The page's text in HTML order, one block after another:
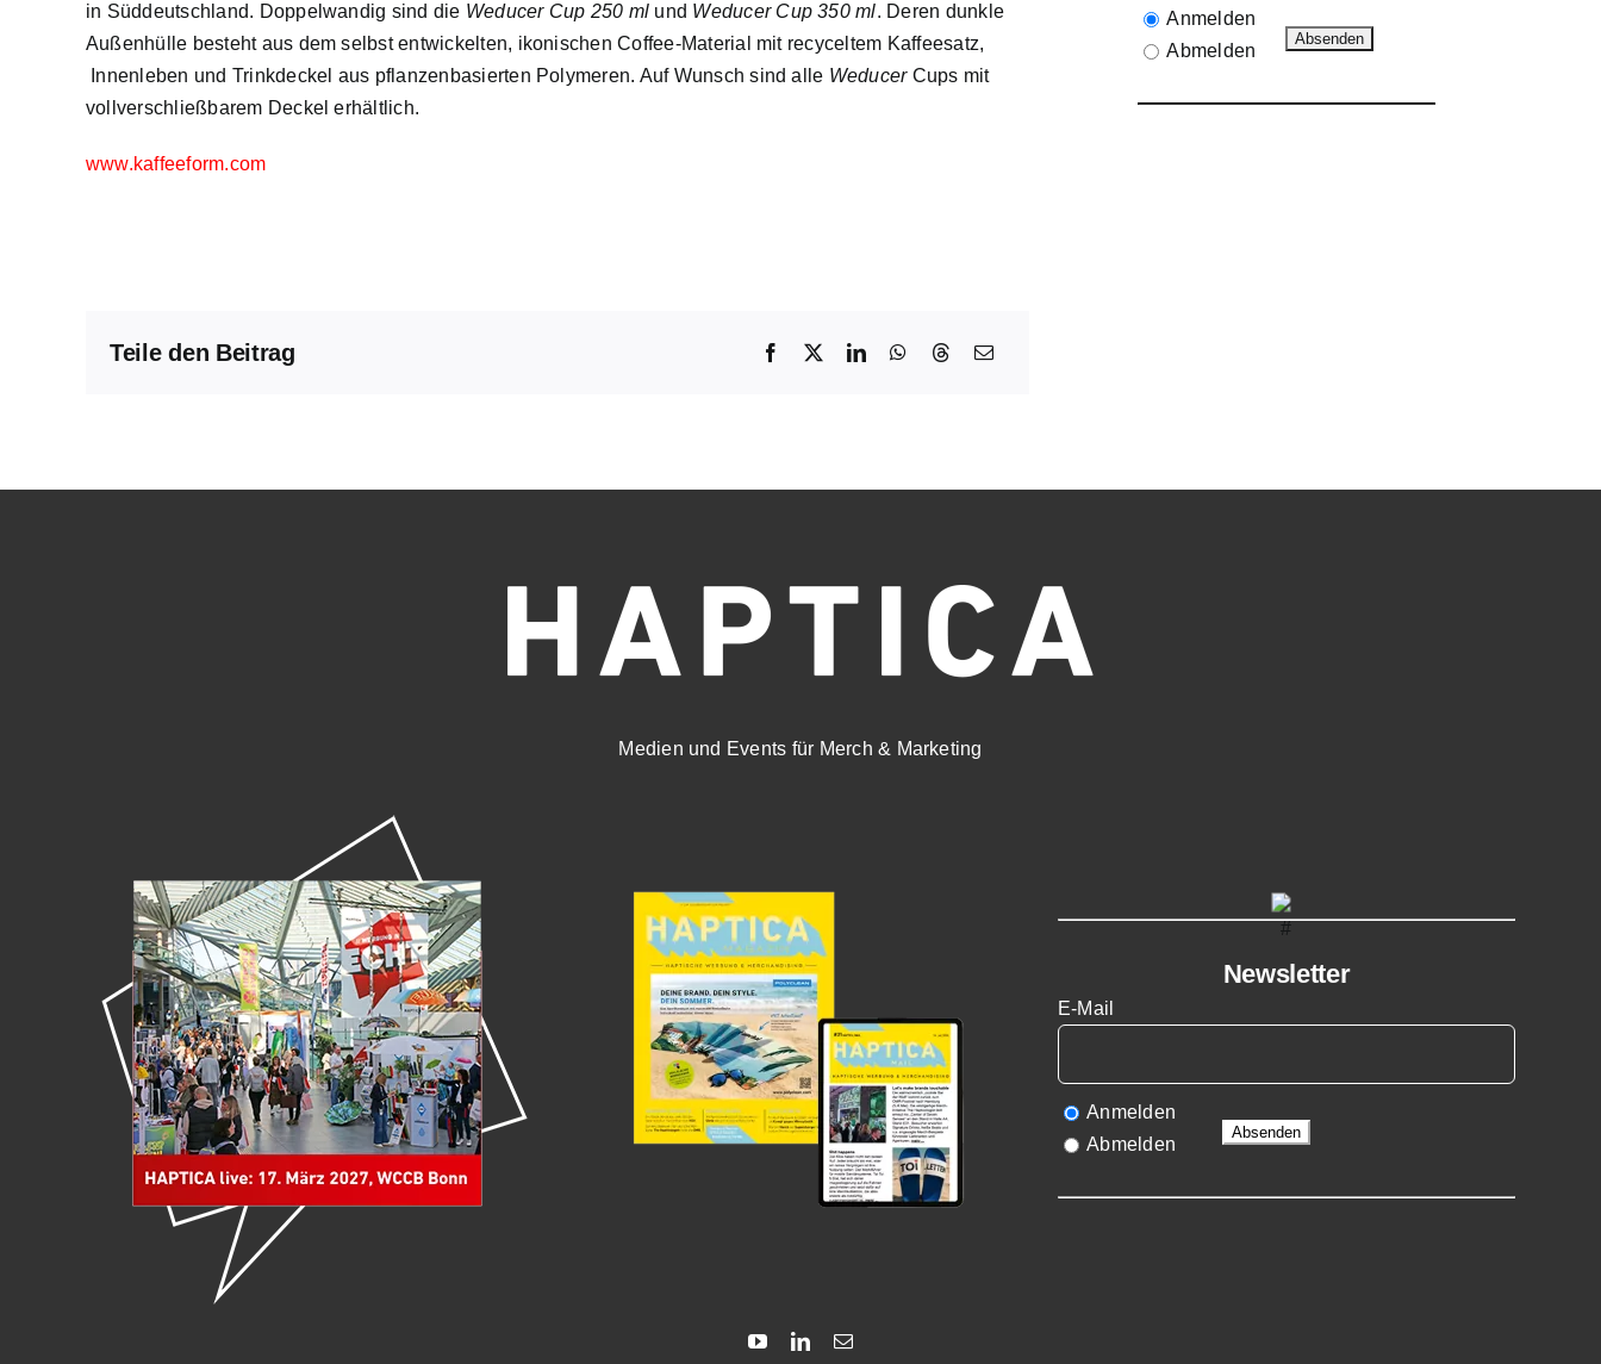
in Süddeutschland. Doppelwandig sind die Weducer Cup 250 ml und Weducer Cup 350 ml. Deren dunkle
Außenhülle besteht aus dem selbst entwickelten, ikonischen Coffee-Material mit recyceltem Kaffeesatz,
Innenleben und Trinkdeckel aus pflanzenbasierten Polymeren. Auf Wunsch sind alle Weducer Cups mit
vollverschließbarem Deckel erhältlich.
www.kaffeeform.com
Teile den Beitrag
Anmelden
Abmelden
Medien und Events für Merch & Marketing
Newsletter
E-Mail
Anmelden
Abmelden